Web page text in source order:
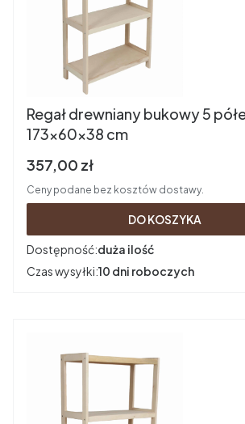
Regał drewniany bukowy 5
173x60x38 cm
Cena brutto
357,00 zł
Ceny podane bez kosztów dostawy.
DO KOSZYKA
Dostępność:duża ilość
Czas wysyłki:10 dni roboczych